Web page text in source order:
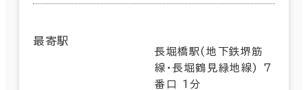
最寄駅
長堀橋駅(地下鉄堺筋
線･長堀鶴見緑地線) 7
番口 1分